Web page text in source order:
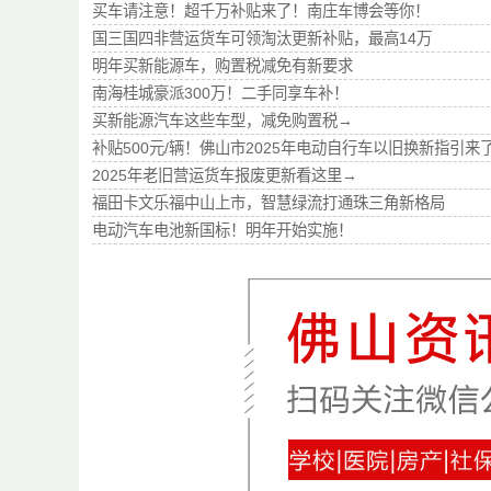
买车请注意！超千万补贴来了！南庄车博会等你！
国三国四非营运货车可领淘汰更新补贴，最高14万
明年买新能源车，购置税减免有新要求
南海桂城豪派300万！二手同享车补！
买新能源汽车这些车型，减免购置税→
补贴500元/辆！佛山市2025年电动自行车以旧换新指引来
2025年老旧营运货车报废更新看这里→
福田卡文乐福中山上市，智慧绿流打通珠三角新格局
电动汽车电池新国标！明年开始实施！